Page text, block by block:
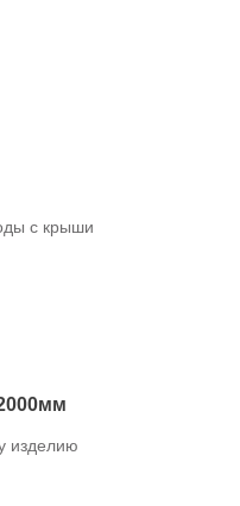
с крыши
изделию